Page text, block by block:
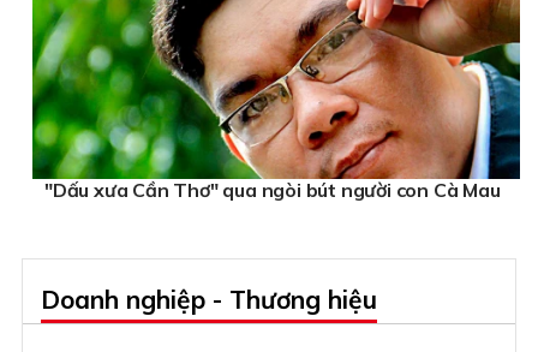
"Dấu xưa Cần Thơ" qua ngòi bút người con Cà Mau
Doanh nghiệp - Thương hiệu